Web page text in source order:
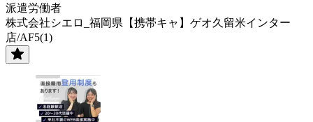
派遣労働者
株式会社シエロ_福岡県【携帯キャ】ゲオ久留米インター
店/AF5(1)